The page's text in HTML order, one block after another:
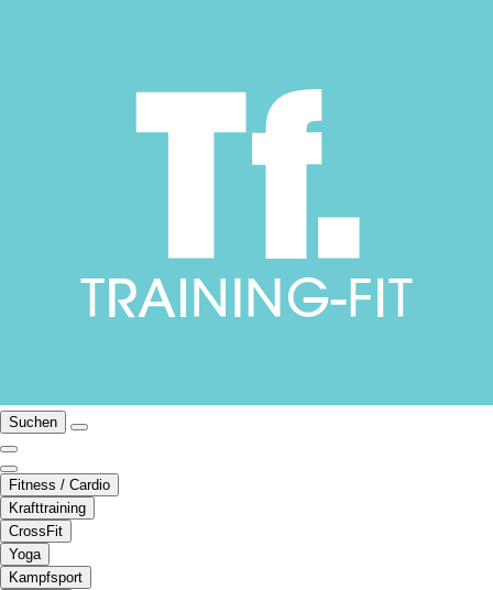
Suchen
Fitness / Cardio
Krafttraining
CrossFit
Yoga
Kampfsport